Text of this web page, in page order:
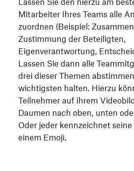
Lassen Sie den hierzu am
Mitarbeiter Ihres Teams alle
zuordnen (Beispiel:
Zustimmung der Beteiligten,
Eigenverantwortung,
Lassen Sie dann alle
drei dieser Themen
wichtigsten halten. Hierzu
Teilnehmer auf ihrem
Daumen nach oben, unten
Oder jeder kennzeichnet
einem Emoji.